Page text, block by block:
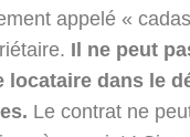
appelé «
Il ne peut
locataire dans le
Le contrat ne